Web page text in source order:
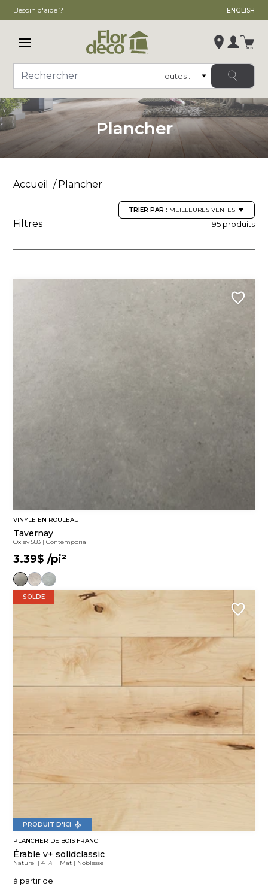
Besoin d'aide ? ENGLISH
Ouvrir le menu principal
Rechercher
Modifier le magasin
, ,
Voir la fiche du magasin
Plancher
Accueil Plancher
Filtres 95 produits
TRIER PAR : MEILLEURES VENTES
VINYLE EN ROULEAU
Tavernay
Oxley 583 |Contemporia
3.39$ /pi²
SOLDE
PRODUIT D'ICI
PLANCHER DE BOIS FRANC
Érable v+ solidclassic
Naturel |4 ¼" | Mat | Noblesse
à partir de